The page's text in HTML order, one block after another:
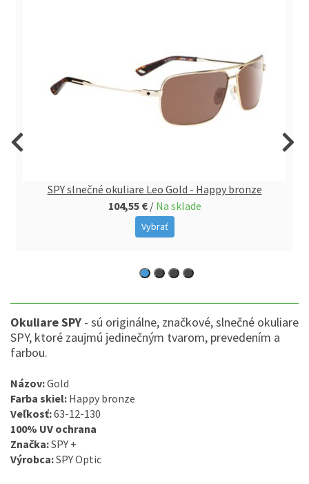
SPY slnečné okuliare Leo Gold - Happy bronze
104,55 € / Na sklade
Vybrať
Okuliare SPY - sú originálne, značkové, slnečné okuliare
SPY, ktoré zaujmú jedinečným tvarom, prevedením a
farbou.
Názov:Gold
Farba skiel: Happy bronze
Veľkosť:63-12-130
100% UV ochrana
Značka:SPY +
Výrobca:SPY Optic